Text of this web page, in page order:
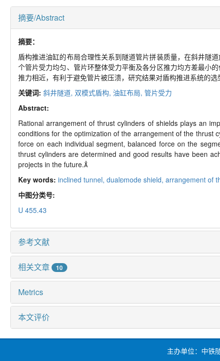
摘要/Abstract
摘要：
盾构推进油缸的布局合理性关系到隧道管片拼装质量，在斜井隧
个管片受力均匀、管片环整体受力平衡及各分区推力均方差最小
推力相近，有利于避免管片被压溃，研究结果对盾构推进系统的
关键词: 斜井隧道, 双模式盾构, 油缸布局, 管片受力
Abstract:
Rational arrangement of thrust cylinders of shields plays an
conditions for the optimization of the arrangement of the thrust
force on each individual segment, balanced force on the
thrust cylinders are determined and good results have been
projects in the future.
Key words: inclined tunnel, dualmode shield, arrangement of
中图分类号:
U 455.43
参考文献
相关文章 10
Metrics
本文评价
主办单位：中铁